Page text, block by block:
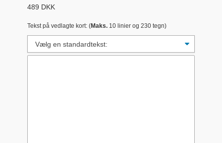
489 DKK
Tekst på vedlagte kort: (Maks. 10 linier og 230 tegn)